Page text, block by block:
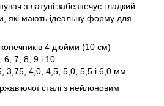
з латуні забезпечує гладкий
які мають ідеальну форму для
4 дюйми (10 см)
7, 8, 9 і 10
3,75, 4,0, 4,5, 5,0, 5,5 і 6,0 мм
сталі з нейлоновим